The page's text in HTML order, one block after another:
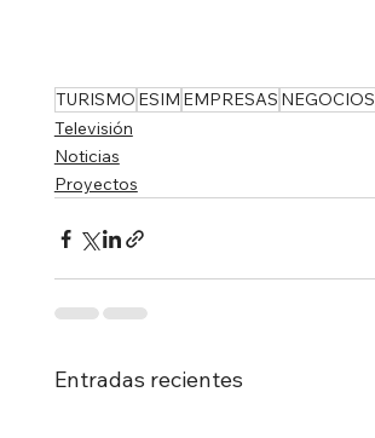
TURISMO ESIM EMPRESAS NEGOCIOS
Televisión
Noticias
Proyectos
Entradas recientes